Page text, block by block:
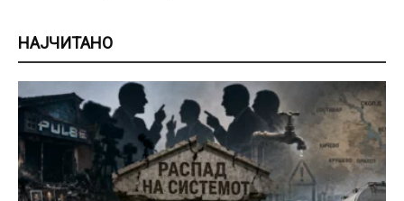
НАЈЧИТАНО